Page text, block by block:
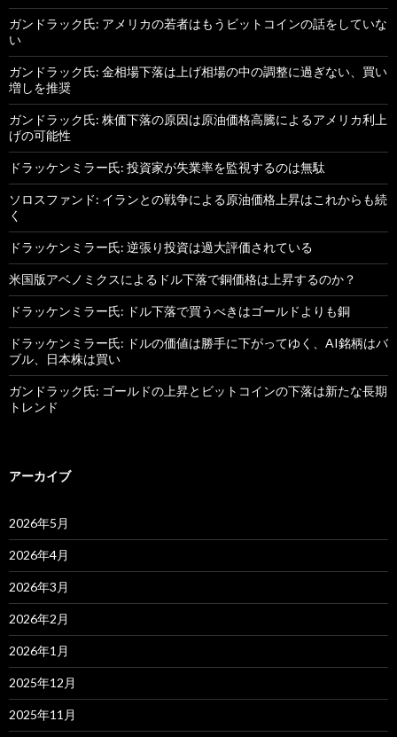
ガンドラック氏: アメリカの若者はもうビットコインの話をしていな
い
ガンドラック氏: 金相場下落は上げ相場の中の調整に過ぎない、買い
増しを推奨
ガンドラック氏: 株価下落の原因は原油価格高騰によるアメリカ利上
げの可能性
ドラッケンミラー氏: 投資家が失業率を監視するのは無駄
ソロスファンド: イランとの戦争による原油価格上昇はこれからも続
く
ドラッケンミラー氏: 逆張り投資は過大評価されている
米国版アベノミクスによるドル下落で銅価格は上昇するのか？
ドラッケンミラー氏: ドル下落で買うべきはゴールドよりも銅
ドラッケンミラー氏: ドルの価値は勝手に下がってゆく、AI銘柄はバ
ブル、日本株は買い
ガンドラック氏: ゴールドの上昇とビットコインの下落は新たな長期
トレンド
アーカイブ
2026年5月
2026年4月
2026年3月
2026年2月
2026年1月
2025年12月
2025年11月